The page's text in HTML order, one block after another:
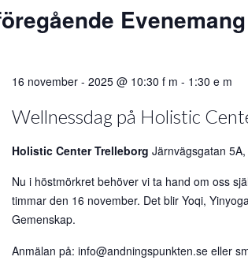
Evenemang
16 november - 2025 @ 10:30 f m - 1:30 e m
Wellnessdag på Holistic
Holistic Center Trelleborg Järnvägsgatan
Nu i höstmörkret behöver vi ta hand om oss
timmar den 16 november. Det blir Yoqi,
Gemenskap.
Anmälan på: info@andningspunkten.se eller